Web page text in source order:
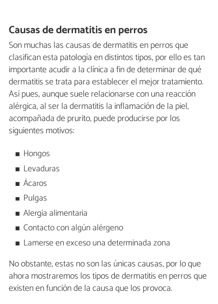
Causas de dermatitis en perros
Son muchas las causas de dermatitis en perros que
clasifican esta patología en distintos tipos, por ello es tan
importante acudir a la clínica a fin de determinar de qué
dermatitis se trata para establecer el mejor tratamiento.
Así pues, aunque suele relacionarse con una reacción
alérgica, al ser la dermatitis la inflamación de la piel,
acompañada de prurito, puede producirse por los
siguientes motivos:
Hongos
Levaduras
Ácaros
Pulgas
Alergia alimentaria
Contacto con algún alérgeno
Lamerse en exceso una determinada zona
No obstante, estas no son las únicas causas, por lo que
ahora mostraremos los tipos de dermatitis en perros que
existen en función de la causa que los provoca.